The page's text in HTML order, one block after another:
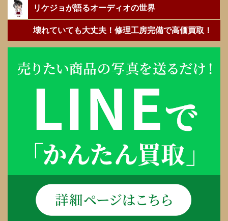
リケジョが語るオーディオの世界
壊れていても大丈夫！修理工房完備で高価買取！